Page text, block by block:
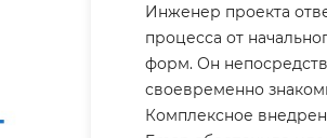
Инженер проекта
процесса от
форм. Он
своевременно
Комплексное